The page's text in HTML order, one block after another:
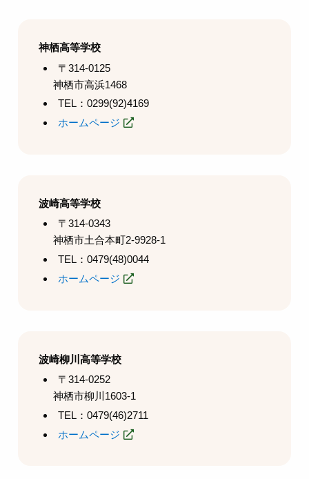
神栖高等学校
〒314-0125
神栖市高浜1468
TEL：0299(92)4169
ホームページ
波崎高等学校
〒314-0343
神栖市土合本町2-9928-1
TEL：0479(48)0044
ホームページ
波崎柳川高等学校
〒314-0252
神栖市柳川1603-1
TEL：0479(46)2711
ホームページ